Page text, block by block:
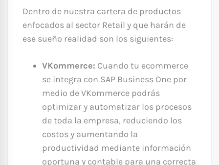
Dentro de nuestra cartera de productos
enfocados al sector Retail y que harán de
ese sueño realidad son los siguientes:
VKommerce: Cuando tu ecommerce
se integra con SAP Business One por
medio de VKommerce podrás
optimizar y automatizar los procesos
de toda la empresa, reduciendo los
costos y aumentando la
productividad mediante información
oportuna y contable para una correcta